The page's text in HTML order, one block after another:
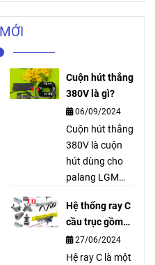
Cuộn hút thắng
380V là gì?
06/09/2024
Cuộn hút thắng
380V là cuộn
hút dùng cho
palang LGM
Công Ty Tuấn
Đạt cung cấp
dùng để thay
thế, bảo trì, bảo
Hệ thống ray C
cầu trục gồm
những gì?
27/06/2024
Hệ ray C là một